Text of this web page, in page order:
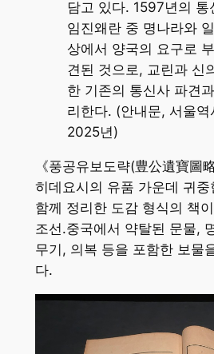
담고 있다. 1597년의 통
임진왜란 중 명나라와
상에서 양국의 요구로
견된 것으로, 교린과 신
한 기존의 통신사 파견
리한다. (안내문, 서울역
2025년)
《풍공유보도략(豊公遺寶圖
히데요시의 유품 가운데 귀
함께 정리한 도감 형식의 책
조선.중국에서 약탈된 문물,
무기, 의복 등을 포함한 보물
다.